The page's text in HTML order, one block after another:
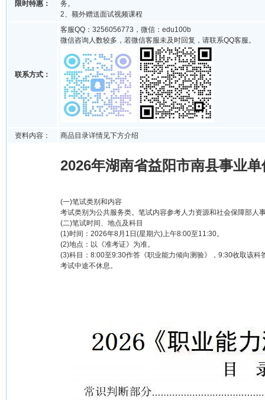
限时特惠：
务。
2、额外赠送面试视频课程
联系方式：
客服QQ：3256056773，微信：edu100b
微信咨询人数较多，若微信客服未及时回复，请联系QQ客服。
资料内容： 商品目录详情见下方介绍
2026年湖南省益阳市南县事业
(一)笔试类别和内容
考试类别为公共服务类。笔试内容参考人力资源和社会保障部
(二)笔试时间、地点及科目
(1)时间：2026年8月1日(星期六)上午8:00至11:30。
(2)地点：以《准考证》为准。
(3)科目：8:00至9:30作答《职业能力倾向测验》，9:30收取该
考试中途不休息。